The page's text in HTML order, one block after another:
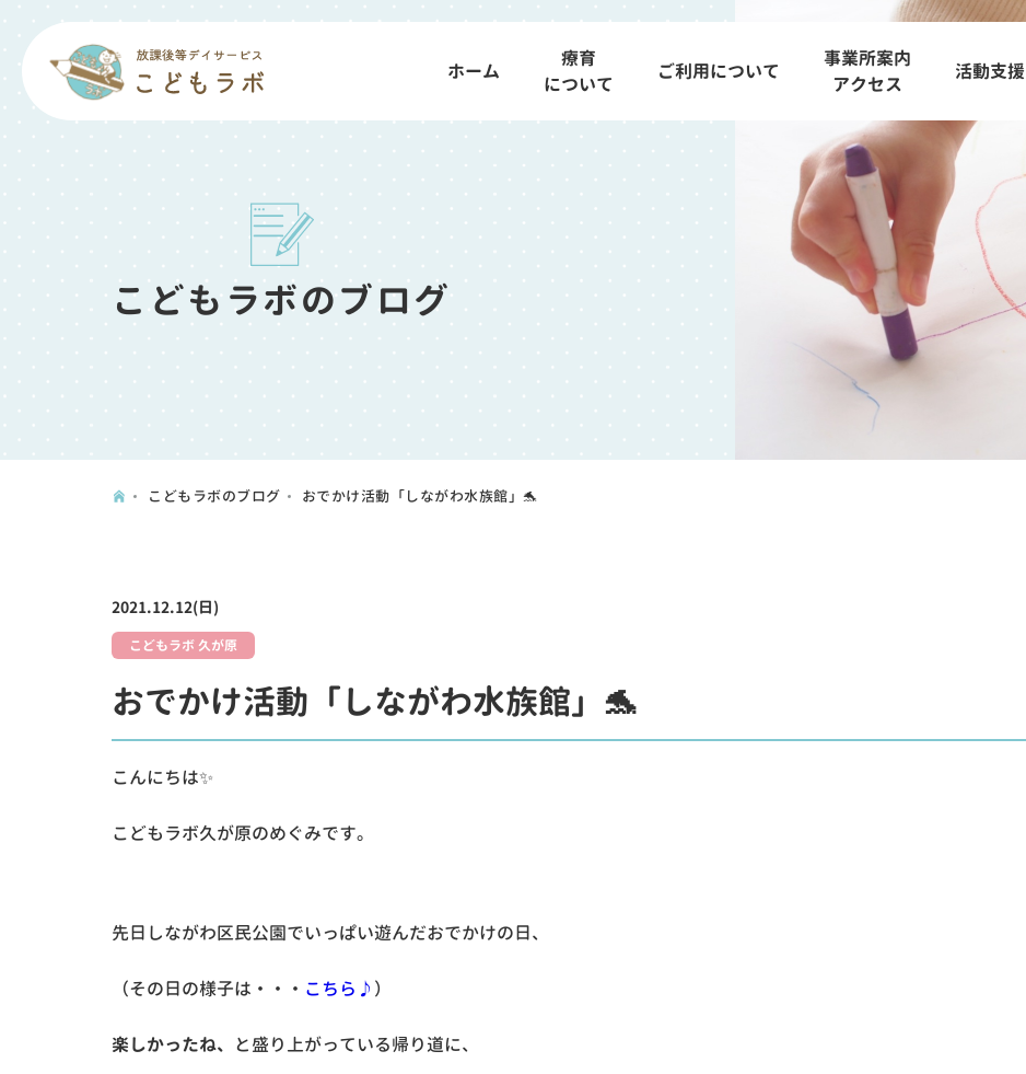
ホーム
療育
について
ご利用について
事業所案内
アクセス
活動支援
こどもラボのブログ
こどもラボのブログ おでかけ活動「しながわ水族館」🐬
2021.12.12(日)
こどもラボ 久が原
おでかけ活動「しながわ水族館」🐬
こんにちは✨
こどもラボ久が原のめぐみです。
先日しながわ区民公園でいっぱい遊んだおでかけの日、
（その日の様子は・・・ こちら♪ ）
楽しかったね、 と盛り上がっている帰り道に、